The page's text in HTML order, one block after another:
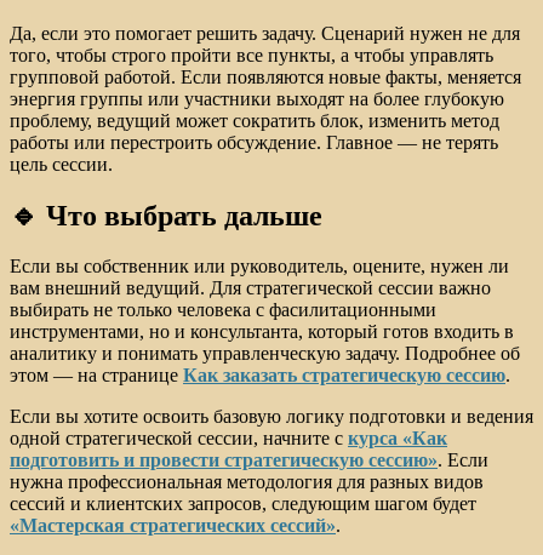
Да, если это помогает решить задачу. Сценарий нужен не для
того, чтобы строго пройти все пункты, а чтобы управлять
групповой работой. Если появляются новые факты, меняется
энергия группы или участники выходят на более глубокую
проблему, ведущий может сократить блок, изменить метод
работы или перестроить обсуждение. Главное — не терять
цель сессии.
🔹 Что выбрать дальше
Если вы собственник или руководитель, оцените, нужен ли
вам внешний ведущий. Для стратегической сессии важно
выбирать не только человека с фасилитационными
инструментами, но и консультанта, который готов входить в
аналитику и понимать управленческую задачу. Подробнее об
этом — на странице Как заказать стратегическую сессию.
Если вы хотите освоить базовую логику подготовки и ведения
одной стратегической сессии, начните с курса «Как
подготовить и провести стратегическую сессию». Если
нужна профессиональная методология для разных видов
сессий и клиентских запросов, следующим шагом будет
«Мастерская стратегических сессий».